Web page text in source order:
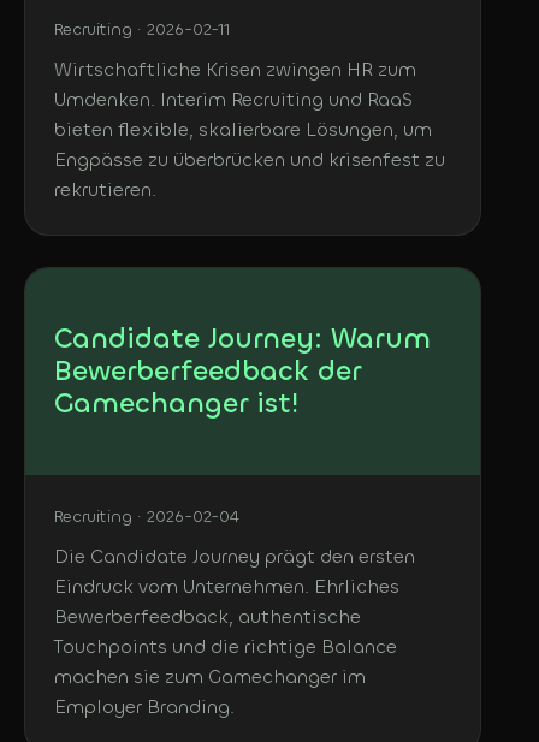
Recruiting · 2026-02-11
Wirtschaftliche Krisen zwingen HR zum
Umdenken. Interim Recruiting und RaaS
bieten flexible, skalierbare Lösungen, um
Engpässe zu überbrücken und krisenfest zu
rekrutieren.
Candidate Journey: Warum
Bewerberfeedback der
Gamechanger ist!
Recruiting · 2026-02-04
Die Candidate Journey prägt den ersten
Eindruck vom Unternehmen. Ehrliches
Bewerberfeedback, authentische
Touchpoints und die richtige Balance
machen sie zum Gamechanger im
Employer Branding.